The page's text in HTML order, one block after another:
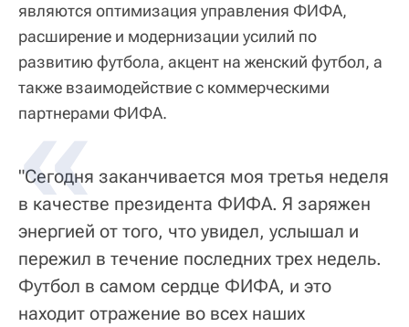
являются оптимизация управления ФИФА,
расширение и модернизации усилий по
развитию футбола, акцент на женский футбол, а
также взаимодействие с коммерческими
партнерами ФИФА.
"Сегодня заканчивается моя третья неделя
в качестве президента ФИФА. Я заряжен
энергией от того, что увидел, услышал и
пережил в течение последних трех недель.
Футбол в самом сердце ФИФА, и это
находит отражение во всех наших